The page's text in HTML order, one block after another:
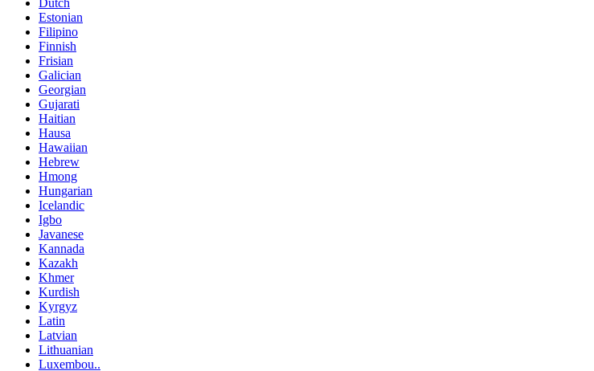
Dutch
Estonian
Filipino
Finnish
Frisian
Galician
Georgian
Gujarati
Haitian
Hausa
Hawaiian
Hebrew
Hmong
Hungarian
Icelandic
Igbo
Javanese
Kannada
Kazakh
Khmer
Kurdish
Kyrgyz
Latin
Latvian
Lithuanian
Luxembou..